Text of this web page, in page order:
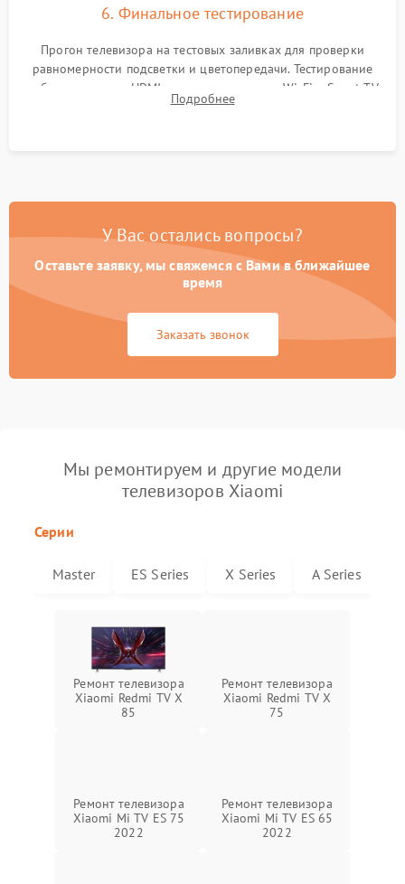
6. Финальное тестирование
Прогон телевизора на тестовых заливках для проверки
равномерности подсветки и цветопередачи. Тестирование
работы разъемов HDMI, динамиков, модуля Wi-Fi и Smart TV
в рабочем режиме в течение нескольких часов.
Подробнее
У Вас остались вопросы?
Оставьте заявку, мы свяжемся с Вами в ближайшее
время
Заказать звонок
Мы ремонтируем и другие модели
телевизоров Xiaomi
Серии
Master ES Series X Series A Series
Ремонт телевизора
Xiaomi Redmi TV X
85
Ремонт телевизора
Xiaomi Redmi TV X
75
Ремонт телевизора
Xiaomi Mi TV ES 75
2022
Ремонт телевизора
Xiaomi Mi TV ES 65
2022